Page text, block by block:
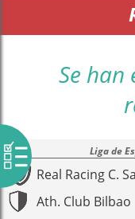
Se han
Liga de
Real Racing C.
Ath. Club Bilbao